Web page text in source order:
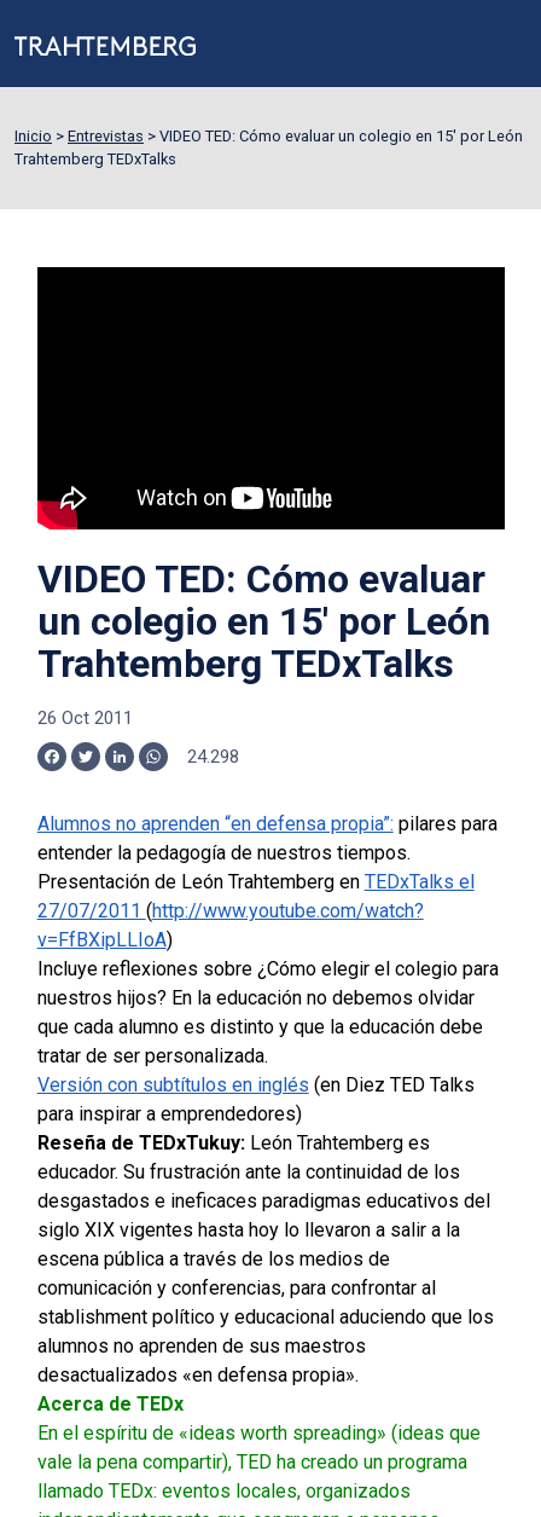
Inicio > Entrevistas > VIDEO TED: Cómo evaluar un colegio en 15′ por León
Trahtemberg TEDxTalks
VIDEO TED: Cómo evaluar
un colegio en 15′ por León
Trahtemberg TEDxTalks
26 Oct 2011
Facebook
TwitterLinkedInWhatsApp
24.298
Alumnos no aprenden “en defensa propia”: pilares para
entender la pedagogía de nuestros tiempos.
Presentación de León Trahtemberg en TEDxTalks el
27/07/2011 (http://www.youtube.com/watch?
v=FfBXipLLIoA)
Incluye reflexiones sobre ¿Cómo elegir el colegio para
nuestros hijos? En la educación no debemos olvidar
que cada alumno es distinto y que la educación debe
tratar de ser personalizada.
Versión con subtítulos en inglés (en Diez TED Talks
para inspirar a emprendedores)
Reseña de TEDxTukuy:León Trahtemberg es
educador. Su frustración ante la continuidad de los
desgastados e ineficaces paradigmas educativos del
siglo XIX vigentes hasta hoy lo llevaron a salir a la
escena pública a través de los medios de
comunicación y conferencias, para confrontar al
stablishment político y educacional aduciendo que los
alumnos no aprenden de sus maestros
desactualizados «en defensa propia».
Acerca de TEDx
En el espíritu de «ideas worth spreading» (ideas que
vale la pena compartir), TED ha creado un programa
llamado TEDx: eventos locales, organizados